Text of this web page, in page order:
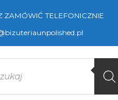
ZAMÓWIĆ TELEFONICZNIE